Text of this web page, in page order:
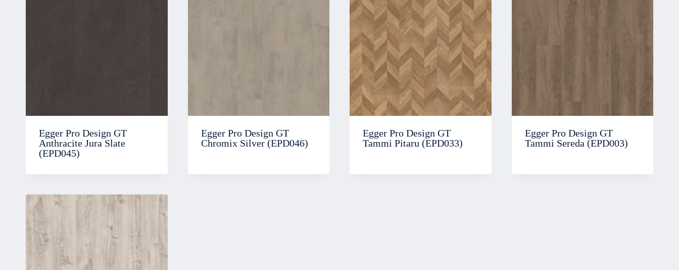
Egger Pro Design GT
Anthracite Jura Slate
(EPD045)
Egger Pro Design GT
Chromix Silver (EPD046)
Egger Pro Design GT
Tammi Pitaru (EPD033)
Egger Pro Design GT
Tammi Sereda (EPD003)